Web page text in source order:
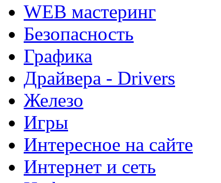
WEB мастеринг
Безопасность
Графика
Драйвера - Drivers
Железо
Игры
Интересное на сайте
Интернет и сеть